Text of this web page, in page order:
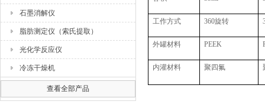
石墨消解仪
脂肪测定仪（索氏提取）
光化学反应仪
冷冻干燥机
查看全部产品
工作方式 360旋转
外罐材料 PEEK
内灌材料 聚四氟